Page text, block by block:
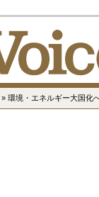
» 環境・エネルギー大国化